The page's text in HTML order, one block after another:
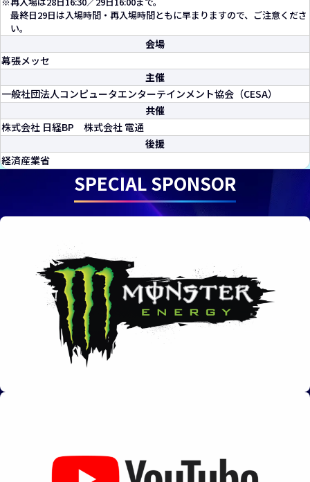
最終日29日は入場時間・再入場時間ともに早まりますので、ご注意くださ
い。
会場
幕張メッセ
主催
一般社団法人コンピュータエンターテインメント協会（CESA）
共催
株式会社 日経BP 株式会社 電通
後援
経済産業省
SPECIAL SPONSOR